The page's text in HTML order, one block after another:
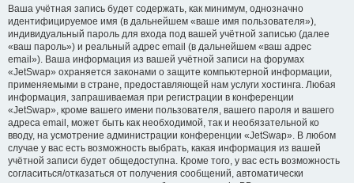
Ваша учётная запись будет содержать, как минимум, однозначно
идентифицируемое имя (в дальнейшем «ваше имя пользователя»),
индивидуальный пароль для входа под вашей учётной записью (далее
«ваш пароль») и реальный адрес email (в дальнейшем «ваш адрес
email»). Ваша информация из вашей учётной записи на форумах
«JetSwap» охраняется законами о защите компьютерной информации,
применяемыми в стране, предоставляющей нам услуги хостинга. Любая
информация, запрашиваемая при регистрации в конференции
«JetSwap», кроме вашего имени пользователя, вашего пароля и вашего
адреса email, может быть как необходимой, так и необязательной ко
вводу, на усмотрение администрации конференции «JetSwap». В любом
случае у вас есть возможность выбрать, какая информация из вашей
учётной записи будет общедоступна. Кроме того, у вас есть возможность
согласиться/отказаться от получения сообщений, автоматически